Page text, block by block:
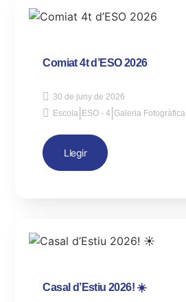
Comiat 4t d’ESO 2026
30 de juny de 2026
Escola ESO - 4 |Galeria Fotogràfica
Llegir
Casal d’Estiu 2026! ☀️